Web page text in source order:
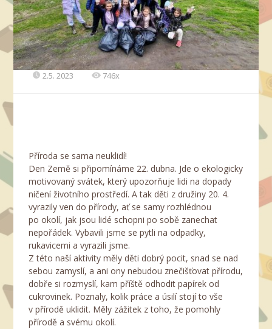
2.5. 2023 746x
Příroda se sama neuklidí!
Den Země si připomínáme 22. dubna. Jde o ekologicky
motivovaný svátek, který upozorňuje lidi na dopady
ničení životního prostředí. A tak děti z družiny 20. 4.
vyrazily ven do přírody, ať se samy rozhlédnou
po okolí, jak jsou lidé schopni po sobě zanechat
nepořádek. Vybavili jsme se pytli na odpadky,
rukavicemi a vyrazili jsme.
Z této naší aktivity měly děti dobrý pocit, snad se nad
sebou zamyslí, a ani ony nebudou znečišťovat přírodu,
dobře si rozmyslí, kam příště odhodit papírek od
cukrovinek. Poznaly, kolik práce a úsilí stojí to vše
v přírodě uklidit. Měly zážitek z toho, že pomohly
přírodě a svému okolí.